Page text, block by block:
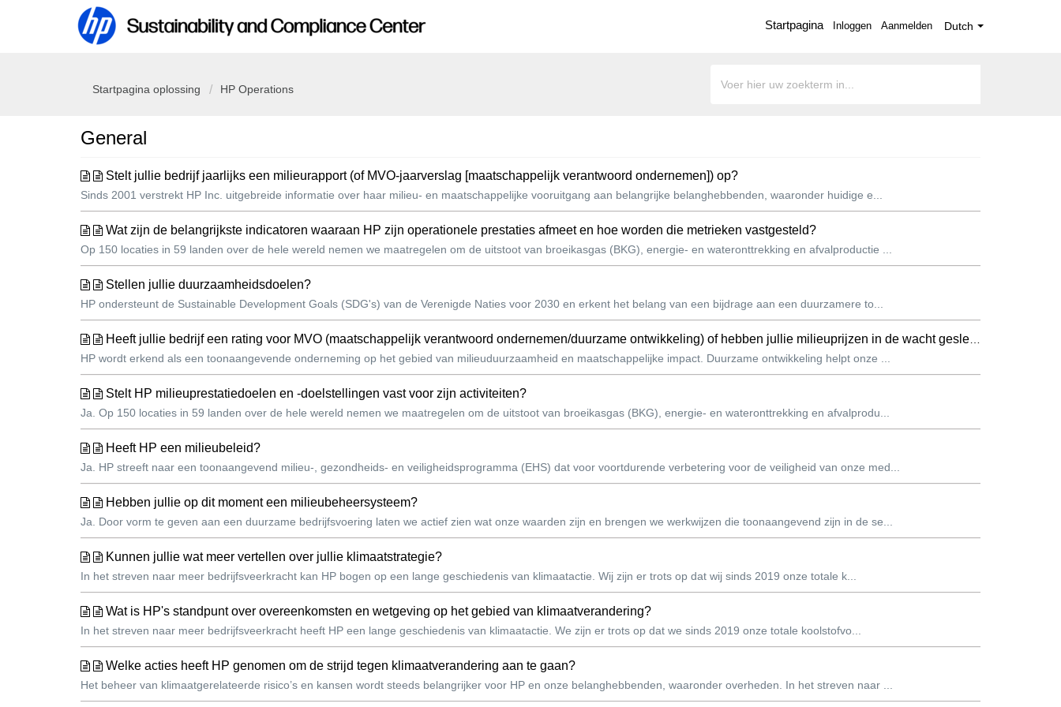
Startpagina Dutch
Inloggen Aanmelden
Startpagina oplossing HP Operations
General
Stelt jullie bedrijf jaarlijks een milieurapport (of MVO-jaarverslag [maatschappelijk verantwoord ondernemen]) op?
Sinds 2001 verstrekt HP Inc. uitgebreide informatie over haar milieu- en maatschappelijke vooruitgang aan belangrijke belanghebbenden, waaronder huidige e...
Wat zijn de belangrijkste indicatoren waaraan HP zijn operationele prestaties afmeet en hoe worden die metrieken vastgesteld?
Op 150 locaties in 59 landen over de hele wereld nemen we maatregelen om de uitstoot van broeikasgas (BKG), energie- en wateronttrekking en afvalproductie ...
Stellen jullie duurzaamheidsdoelen?
HP ondersteunt de Sustainable Development Goals (SDG's) van de Verenigde Naties voor 2030 en erkent het belang van een bijdrage aan een duurzamere to...
Heeft jullie bedrijf een rating voor MVO (maatschappelijk verantwoord ondernemen/duurzame ontwikkeling) of hebben jullie milieuprijzen in de wacht gesleept?
HP wordt erkend als een toonaangevende onderneming op het gebied van milieuduurzaamheid en maatschappelijke impact. Duurzame ontwikkeling helpt onze ...
Stelt HP milieuprestatiedoelen en -doelstellingen vast voor zijn activiteiten?
Ja. Op 150 locaties in 59 landen over de hele wereld nemen we maatregelen om de uitstoot van broeikasgas (BKG), energie- en wateronttrekking en afvalprodu...
Heeft HP een milieubeleid?
Ja. HP streeft naar een toonaangevend milieu-, gezondheids- en veiligheidsprogramma (EHS) dat voor voortdurende verbetering voor de veiligheid van onze med...
Hebben jullie op dit moment een milieubeheersysteem?
Ja. Door vorm te geven aan een duurzame bedrijfsvoering laten we actief zien wat onze waarden zijn en brengen we werkwijzen die toonaangevend zijn in de se...
Kunnen jullie wat meer vertellen over jullie klimaatstrategie?
In het streven naar meer bedrijfsveerkracht kan HP bogen op een lange geschiedenis van klimaatactie. Wij zijn er trots op dat wij sinds 2019 onze totale k...
Wat is HP's standpunt over overeenkomsten en wetgeving op het gebied van klimaatverandering?
In het streven naar meer bedrijfsveerkracht heeft HP een lange geschiedenis van klimaatactie. We zijn er trots op dat we sinds 2019 onze totale koolstofvo...
Welke acties heeft HP genomen om de strijd tegen klimaatverandering aan te gaan?
Het beheer van klimaatgerelateerde risico’s en kansen wordt steeds belangrijker voor HP en onze belanghebbenden, waaronder overheden. In het streven naar ...